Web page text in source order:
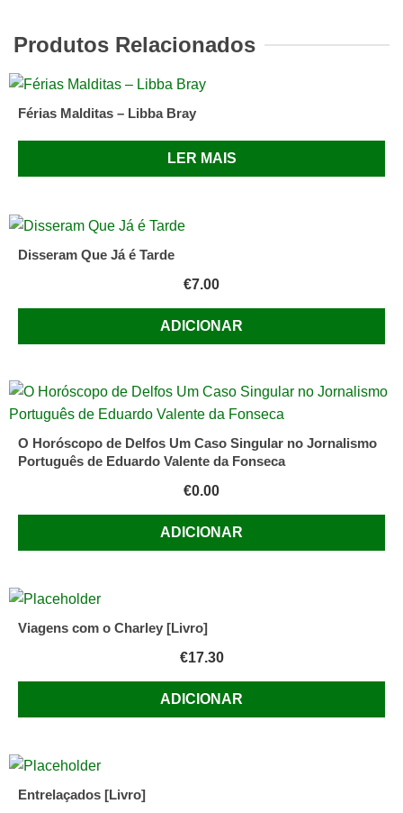
seu
bebé
Alva
Seixas
Produtos Relacionados
Férias Malditas – Libba Bray
LER MAIS
Disseram Que Já é Tarde
€7.00
ADICIONAR
O Horóscopo de Delfos Um Caso Singular no Jornalismo
Português de Eduardo Valente da Fonseca
€0.00
ADICIONAR
Viagens com o Charley [Livro]
€17.30
ADICIONAR
Entrelaçados [Livro]